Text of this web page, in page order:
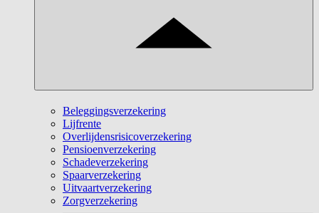
Beleggingsverzekering
Lijfrente
Overlijdensrisicoverzekering
Pensioenverzekering
Schadeverzekering
Spaarverzekering
Uitvaartverzekering
Zorgverzekering